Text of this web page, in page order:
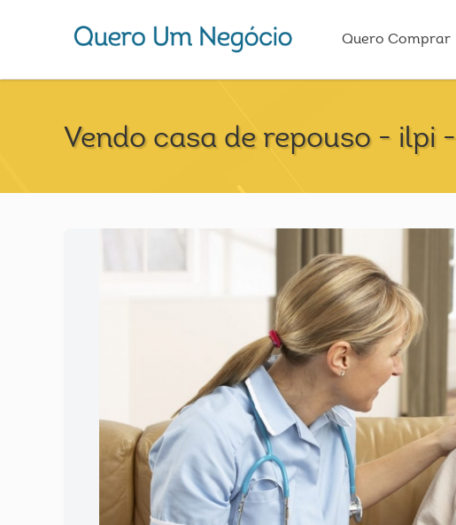
Quero Comprar
Vendo casa de repouso - ilpi -